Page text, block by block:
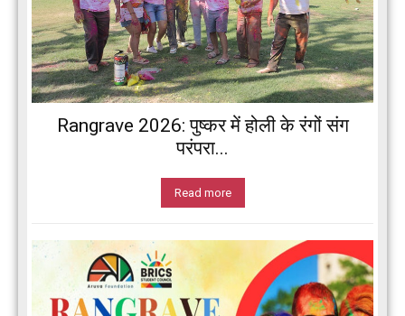
Rangrave 2026: पुष्कर में होली के रंगों संग
परंपरा...
Read more